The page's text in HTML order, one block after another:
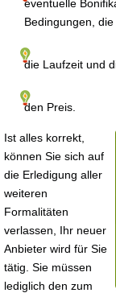
eventuelle
Bedingungen,
die Laufzeit und
den Preis.
Ist alles korrekt,
können Sie sich auf
die Erledigung aller
weiteren
Formalitäten
verlassen, Ihr neuer
Anbieter wird für Sie
tätig. Sie müssen
lediglich den zum